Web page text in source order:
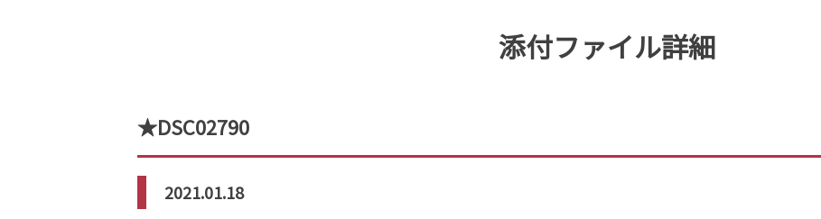
添付ファイル詳細
★DSC02790
2021.01.18